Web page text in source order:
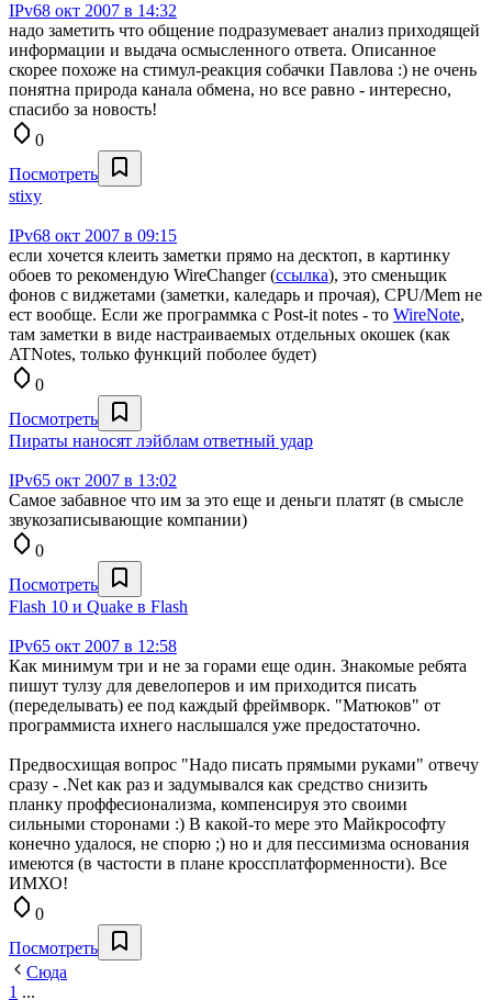
IPv68 окт 2007 в 14:32
надо заметить что общение подразумевает анализ приходящей
информации и выдача осмысленного ответа. Описанное
скорее похоже на стимул-реакция собачки Павлова :) не очень
понятна природа канала обмена, но все равно - интересно,
спасибо за новость!
0
Посмотреть
stixy
IPv68 окт 2007 в 09:15
если хочется клеить заметки прямо на десктоп, в картинку
обоев то рекомендую WireChanger (ссылка), это сменьщик
фонов с виджетами (заметки, каледарь и прочая), CPU/Mem не
ест вообще. Если же программка с Post-it notes - то WireNote,
там заметки в виде настраиваемых отдельных окошек (как
ATNotes, только функций поболее будет)
0
Посмотреть
Пираты наносят лэйблам ответный удар
IPv65 окт 2007 в 13:02
Самое забавное что им за это еще и деньги платят (в смысле
звукозаписывающие компании)
0
Посмотреть
Flash 10 и Quake в Flash
IPv65 окт 2007 в 12:58
Как минимум три и не за горами еще один. Знакомые ребята
пишут тулзу для девелоперов и им приходится писать
(переделывать) ее под каждый фреймворк. "Матюков" от
программиста ихнего наслышался уже предостаточно.
Предвосхищая вопрос "Надо писать прямыми руками" отвечу
сразу - .Net как раз и задумывался как средство снизить
планку проффесионализма, компенсируя это своими
сильными сторонами :) В какой-то мере это Майкрософту
конечно удалося, не спорю ;) но и для пессимизма основания
имеются (в частости в плане кроссплатформенности). Все
ИМХО!
0
Посмотреть
Сюда
1 ...